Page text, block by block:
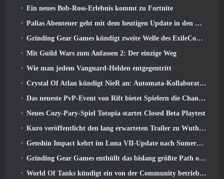
Ein neues Bob-Ross-Erlebnis kommt zu Fortnite
Palias Abenteuer geht mit dem heutigen Update in den Royal Highlands weiter
Grinding Gear Games kündigt zweite Welle des ExileCon-Ticketverkaufs an
Mit Guild Wars zum Anfassen 2: Der einzige Weg
Wie man jedem Vanguard-Helden entgegentritt
Crystal Of Atlan kündigt NieR an: Automata-Kollaborationsveranstaltung
Das neueste PvP-Event von Rift bietet Spielern die Chance, bis zu zu gewinnen 4000 Credits und ein neuer Titel
Neues Cozy-Pary-Spiel Totopia startet Closed Beta Playtest
Kuro veröffentlicht den lang erwarteten Trailer zu Wuthering Waves Cyberpunk: Edgerunners Crossover
Genshin Impact kehrt im Luna VII-Update nach Sumeru zurück
Grinding Gear Games enthüllt das bislang größte Path of Exile II-Update, Rückkehr der Alten
World Of Tanks kündigt ein von der Community betriebenes WARRIORS-Turnier an